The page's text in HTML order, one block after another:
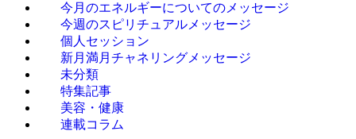
今月のエネルギーについてのメッセージ
今週のスピリチュアルメッセージ
個人セッション
新月満月チャネリングメッセージ
未分類
特集記事
美容・健康
連載コラム